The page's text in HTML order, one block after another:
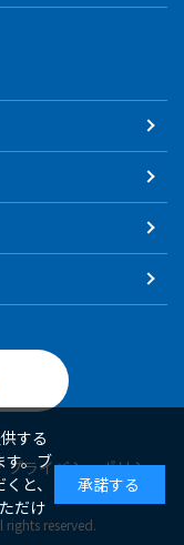
プライバシーポリシー
rights reserved.
する
す。ブ
と、
だけ
承諾する